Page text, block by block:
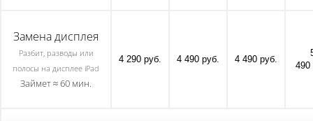
Замена дисплея
Разбит, разводы или
полосы на дисплее iPad
Займет ≈ 60 мин.
4 290 руб. 4 490 руб. 4 490 руб.
490